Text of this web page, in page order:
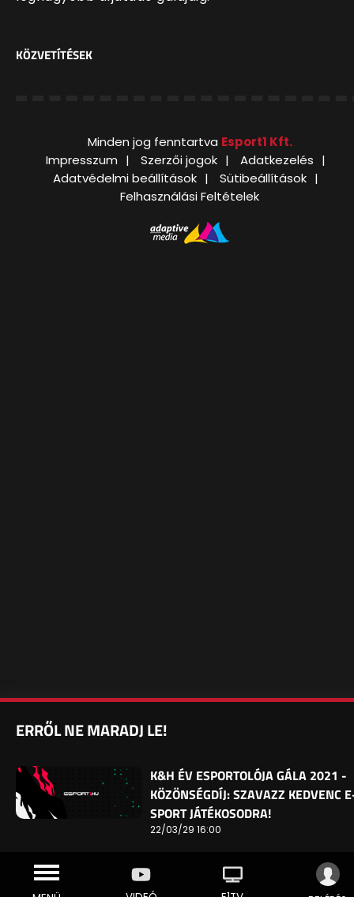
KÖZVETÍTÉSEK
Minden jog fenntartva Esport1 Kft.
Impresszum
Szerzői jogok
Adatkezelés
Adatvédelmi beállítások
Sütibeállítások
Felhasználási Feltételek
ERRŐL NE MARADJ LE!
K&H ÉV ESPORTOLÓJA GÁLA 2021 -
KÖZÖNSÉGDÍJ: SZAVAZZ KEDVENC
SPORT JÁTÉKOSODRA!
22/03/29 16:00